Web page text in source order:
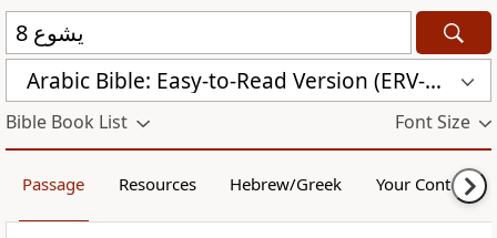
Arabic Bible: Easy-to-Read Version (ERV-AR)
Bible Book List Font Size
Passage Resources Hebrew/Greek Your Content